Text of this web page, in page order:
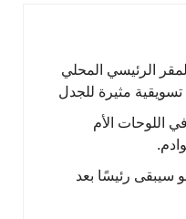
الرئيسي المحلي
مثيرة للجدل
اللوحات الأم
سيبقى رئيسًا بعد